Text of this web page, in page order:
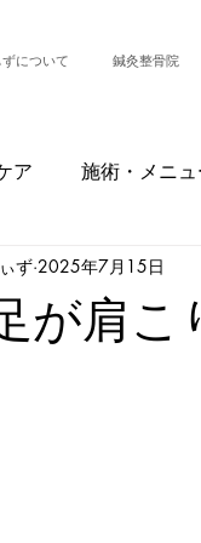
ずについて 鍼灸整骨院
ア 施術・メニ
フ紹介・日常
が肩こ
ず 2025年7月15日